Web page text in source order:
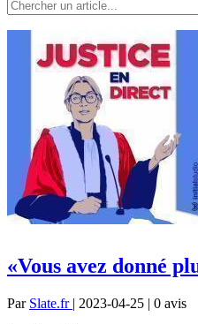
«Vous avez donné
Par Slate.fr | 2023-04-25 | 0 avis